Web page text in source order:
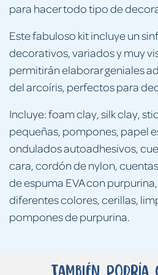
para hacer todo tipo de
Este fabuloso kit incluye un
decorativos, variados y muy
permitirán elaborar geniales
del arcoíris, perfectos para
Incluye: foam clay, silk clay,
pequeñas, pompones, papel
ondulados autoadhesivos,
cara, cordón de nylon,
de espuma EVA con
diferentes colores, cerillas,
pompones de purpurina.
También podría